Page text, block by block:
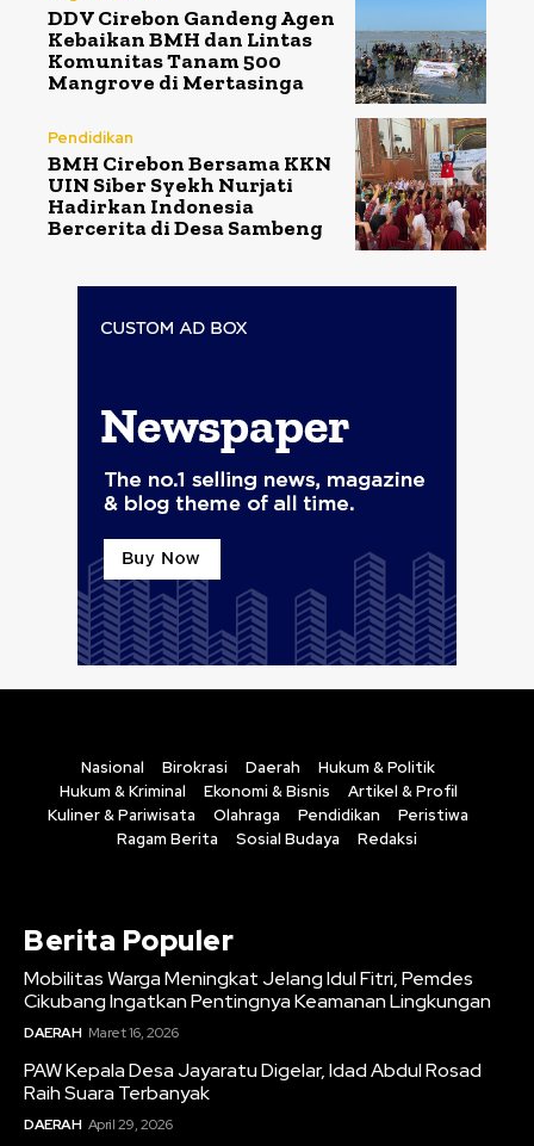
DDV Cirebon Gandeng Agen
Kebaikan BMH dan Lintas
Komunitas Tanam 500
Mangrove di Mertasinga
Pendidikan
BMH Cirebon Bersama KKN
UIN Siber Syekh Nurjati
Hadirkan Indonesia
Bercerita di Desa Sambeng
Nasional Birokrasi Daerah
Hukum & Politik
Hukum & Kriminal
Ekonomi & Bisnis
Artikel & Profil
Kuliner & Pariwisata
Olahraga Pendidikan
Peristiwa
Ragam Berita
Sosial Budaya Redaksi
Berita Populer
Mobilitas Warga Meningkat Jelang Idul Fitri, Pemdes
Cikubang Ingatkan Pentingnya Keamanan Lingkungan
DAERAH Maret 16, 2026
PAW Kepala Desa Jayaratu Digelar, Idad Abdul Rosad
Raih Suara Terbanyak
DAERAH April 29, 2026